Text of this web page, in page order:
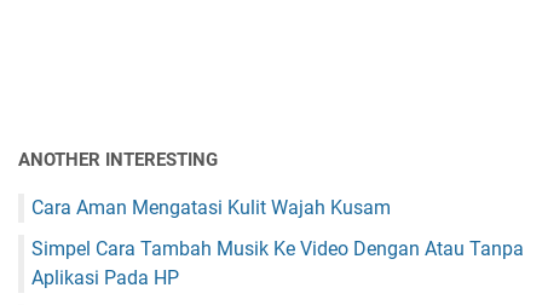
ANOTHER INTERESTING
Cara Aman Mengatasi Kulit Wajah Kusam
Simpel Cara Tambah Musik Ke Video Dengan Atau Tanpa
Aplikasi Pada HP